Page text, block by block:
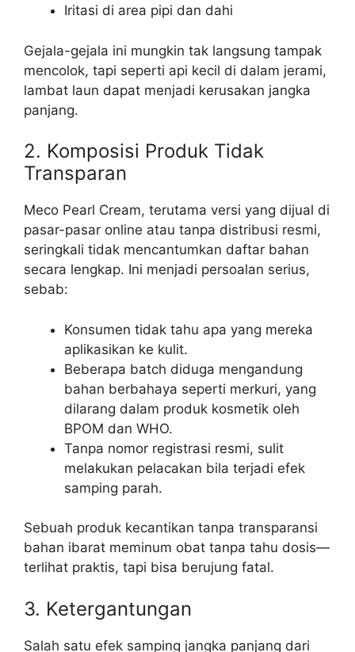
Iritasi di area pipi dan dahi
Gejala-gejala ini mungkin tak langsung tampak
mencolok, tapi seperti api kecil di dalam jerami,
lambat laun dapat menjadi kerusakan jangka
panjang.
2. Komposisi Produk Tidak
Transparan
Meco Pearl Cream, terutama versi yang dijual di
pasar-pasar online atau tanpa distribusi resmi,
seringkali tidak mencantumkan daftar bahan
secara lengkap. Ini menjadi persoalan serius,
sebab:
Konsumen tidak tahu apa yang mereka
aplikasikan ke kulit.
Beberapa batch diduga mengandung
bahan berbahaya seperti merkuri, yang
dilarang dalam produk kosmetik oleh
BPOM dan WHO.
Tanpa nomor registrasi resmi, sulit
melakukan pelacakan bila terjadi efek
samping parah.
Sebuah produk kecantikan tanpa transparansi
bahan ibarat meminum obat tanpa tahu dosis—
terlihat praktis, tapi bisa berujung fatal.
3. Ketergantungan
Salah satu efek samping jangka panjang dari